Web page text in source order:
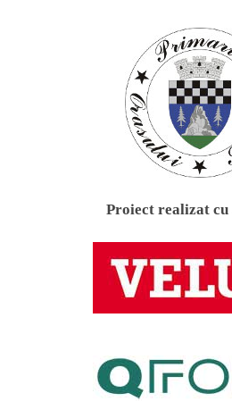
Proiect realizat